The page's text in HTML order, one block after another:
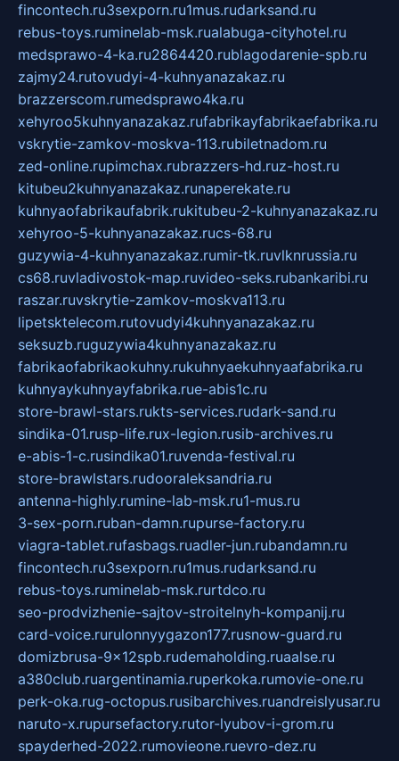
fincontech.ru3sexporn.ru1mus.rudarksand.ru
rebus-toys.ruminelab-msk.rualabuga-cityhotel.ru
medsprawo-4-ka.ru2864420.rublagodarenie-spb.ru
zajmy24.rutovudyi-4-kuhnyanazakaz.ru
brazzerscom.rumedsprawo4ka.ru
xehyroo5kuhnyanazakaz.rufabrikayfabrikaefabrika.ru
vskrytie-zamkov-moskva-113.rubiletnadom.ru
zed-online.rupimchax.rubrazzers-hd.ruz-host.ru
kitubeu2kuhnyanazakaz.runaperekate.ru
kuhnyaofabrikaufabrik.rukitubeu-2-kuhnyanazakaz.ru
xehyroo-5-kuhnyanazakaz.rucs-68.ru
guzywia-4-kuhnyanazakaz.rumir-tk.ruvlknrussia.ru
cs68.ruvladivostok-map.ruvideo-seks.rubankaribi.ru
raszar.ruvskrytie-zamkov-moskva113.ru
lipetsktelecom.rutovudyi4kuhnyanazakaz.ru
seksuzb.ruguzywia4kuhnyanazakaz.ru
fabrikaofabrikaokuhny.rukuhnyaekuhnyaafabrika.ru
kuhnyaykuhnyayfabrika.rue-abis1c.ru
store-brawl-stars.rukts-services.rudark-sand.ru
sindika-01.rusp-life.rux-legion.rusib-archives.ru
e-abis-1-c.rusindika01.ruvenda-festival.ru
store-brawlstars.rudooraleksandria.ru
antenna-highly.rumine-lab-msk.ru1-mus.ru
3-sex-porn.ruban-damn.rupurse-factory.ru
viagra-tablet.rufasbags.ruadler-jun.rubandamn.ru
fincontech.ru3sexporn.ru1mus.rudarksand.ru
rebus-toys.ruminelab-msk.rurtdco.ru
seo-prodvizhenie-sajtov-stroitelnyh-kompanij.ru
card-voice.rurulonnyygazon177.rusnow-guard.ru
domizbrusa-9x12spb.rudemaholding.ruaalse.ru
a380club.ruargentinamia.ruperkoka.rumovie-one.ru
perk-oka.rug-octopus.rusibarchives.ruandreislyusar.ru
naruto-x.rupursefactory.rutor-lyubov-i-grom.ru
spayderhed-2022.rumovieone.ruevro-dez.ru